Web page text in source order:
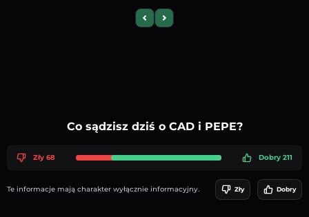
Previous slide
Next slide
Co sądzisz dziś o CAD i PEPE?
Zły 68 Dobry 211
Te informacje mają charakter wyłącznie informacyjny. Zły Dobry